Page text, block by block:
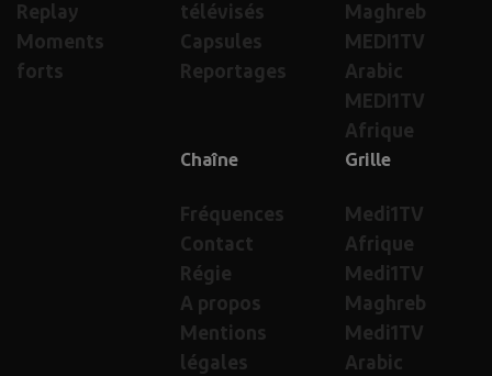
Maghreb
MEDI1TV
Arabic
MEDI1TV
Afrique
télévisés
Capsules
Reportages
Replay
Moments
forts
Grille
Medi1TV
Afrique
Medi1TV
Maghreb
Medi1TV
Arabic
Chaîne
Fréquences
Contact
Régie
A propos
Mentions
légales